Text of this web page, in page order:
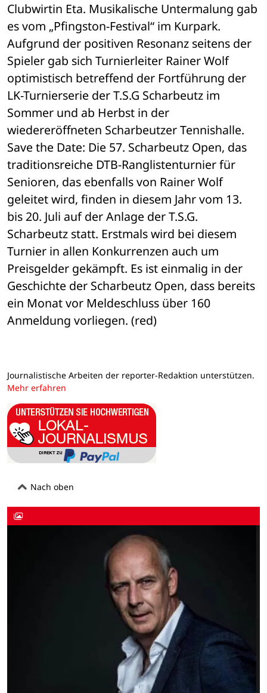
Clubwirtin Eta. Musikalische Untermalung gab
es vom „Pfingston-Festival“ im Kurpark.
Aufgrund der positiven Resonanz seitens der
Spieler gab sich Turnierleiter Rainer Wolf
optimistisch betreffend der Fortführung der
LK-Turnierserie der T.S.G Scharbeutz im
Sommer und ab Herbst in der
wiedereröffneten Scharbeutzer Tennishalle.
Save the Date: Die 57. Scharbeutz Open, das
traditionsreiche DTB-Ranglistenturnier für
Senioren, das ebenfalls von Rainer Wolf
geleitet wird, finden in diesem Jahr vom 13.
bis 20. Juli auf der Anlage der T.S.G.
Scharbeutz statt. Erstmals wird bei diesem
Turnier in allen Konkurrenzen auch um
Preisgelder gekämpft. Es ist einmalig in der
Geschichte der Scharbeutz Open, dass bereits
ein Monat vor Meldeschluss über 160
Anmeldung vorliegen. (red)
Journalistische Arbeiten der reporter-Redaktion unterstützen.
Mehr erfahren
Nach oben